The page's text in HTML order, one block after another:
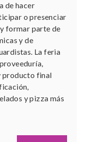
de hacer
o presenciar
formar parte de
y de
La feria
producto final
y pizza más